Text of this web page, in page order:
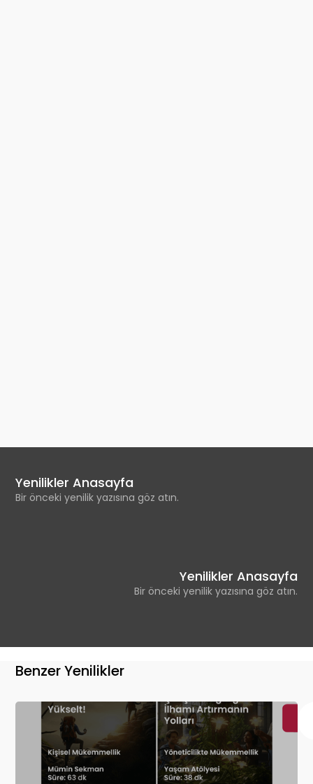
Yenilikler Anasayfa
Bir önceki yenilik yazısına göz atın.
Yenilikler Anasayfa
Bir önceki yenilik yazısına göz atın.
Benzer Yenilikler